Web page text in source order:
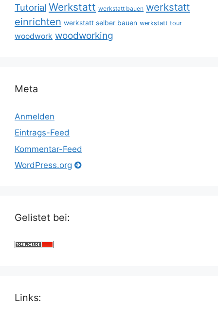
Tutorial Werkstatt werkstatt bauen werkstatt
einrichten werkstatt selber bauen werkstatt tour
woodwork woodworking
Meta
Anmelden
Eintrags-Feed
Kommentar-Feed
WordPress.org
Gelistet bei:
Links: